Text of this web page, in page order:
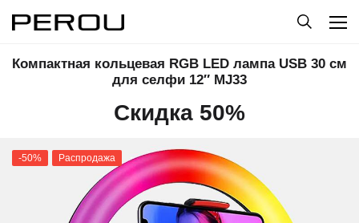
Компактная кольцевая RGB LED лампа USB 30 см
для селфи 12″ MJ33
Скидка 50%
-50% Распродажа